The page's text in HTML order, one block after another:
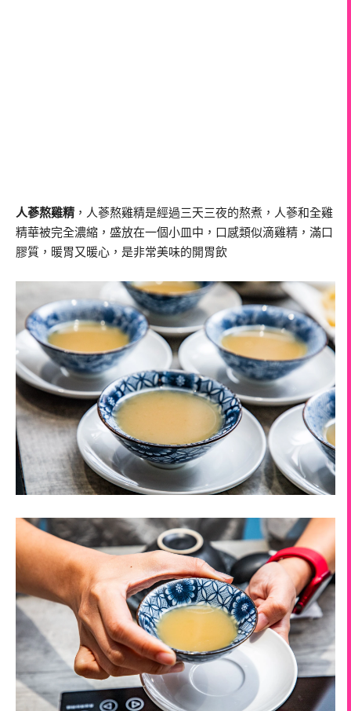
人蔘熬雞精 ，人蔘熬雞精是經過三天三夜的熬煮，人蔘和全雞
精華被完全濃縮，盛放在一個小皿中，口感類似滴雞精，滿口
膠質，暖胃又暖心，是非常美味的開胃飲